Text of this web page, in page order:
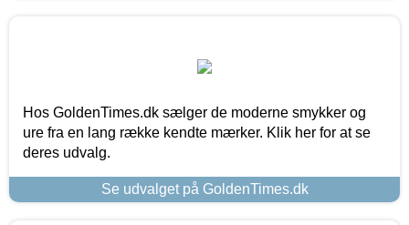
Hos GoldenTimes.dk sælger de moderne smykker og
ure fra en lang række kendte mærker. Klik her for at se
deres udvalg.
Se udvalget på GoldenTimes.dk